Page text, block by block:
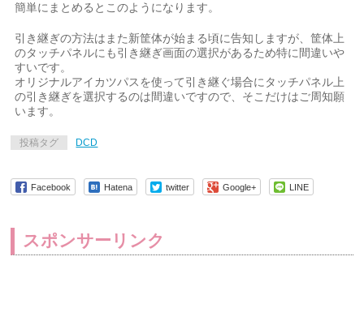
簡単にまとめるとこのようになります。
引き継ぎの方法はまた新筐体が始まる頃に告知しますが、筐体上
のタッチパネルにも引き継ぎ画面の選択があるため特に間違いや
すいです。
オリジナルアイカツパスを使って引き継ぐ場合にタッチパネル上
の引き継ぎを選択するのは間違いですので、そこだけはご周知願
います。
投稿タグ DCD
Facebook Hatena twitter Google+ LINE
スポンサーリンク